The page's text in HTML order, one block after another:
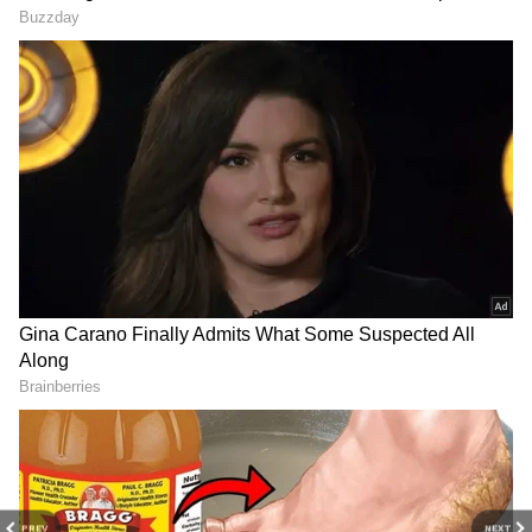
PREV NEXT
DOWNLOAD APP
RECOMMENDED STORIES
Kavitha: ఇప్పుడు పార్టీ పేరు
మార్చ‌మ‌ని అంటే ఎలా.? ఎన్నికల
సంఘానికి కవిత లేఖ
జులై 13న మీ పిల్ల‌ల‌కు ఈ
ట్యాబ్లెట్స్ క‌చ్చితంగా వేయించండి..
ప్ర‌భుత్వ‌మే ఉచితంగా ఇస్తోంది